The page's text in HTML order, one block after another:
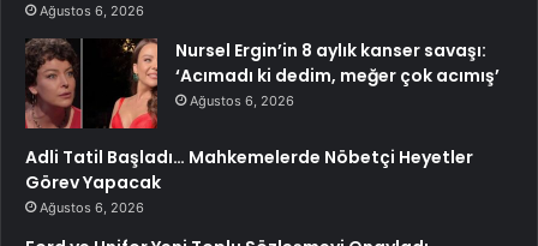
Ağustos 6, 2026
Nursel Ergin’in 8 aylık kanser savaşı:
‘Acımadı ki dedim, meğer çok acımış’
Ağustos 6, 2026
Adli Tatil Başladı… Mahkemelerde Nöbetçi Heyetler
Görev Yapacak
Ağustos 6, 2026